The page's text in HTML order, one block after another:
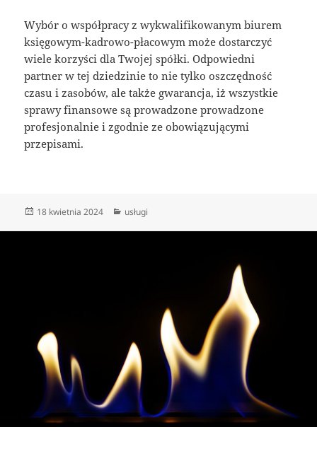
Wybór o współpracy z wykwalifikowanym biurem
księgowym-kadrowo-płacowym może dostarczyć
wiele korzyści dla Twojej spółki. Odpowiedni
partner w tej dziedzinie to nie tylko oszczędność
czasu i zasobów, ale także gwarancja, iż wszystkie
sprawy finansowe są prowadzone prowadzone
profesjonalnie i zgodnie ze obowiązującymi
przepisami.
Data
18 kwietnia 2024 Kategorie
usługi